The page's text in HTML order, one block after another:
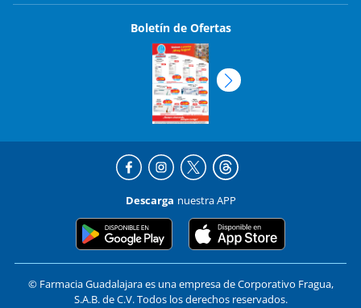
Boletín de Ofertas
Descarga nuestra APP
© Farmacia Guadalajara es una empresa de Corporativo Fragua,
S.A.B. de C.V. Todos los derechos reservados.